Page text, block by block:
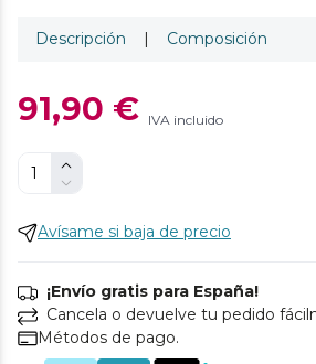
Descripción | Composición
91,90 € IVA incluido
Avísame si baja de precio
¡Envío gratis para España!
Cancela o devuelve tu pedido
Métodos de pago.